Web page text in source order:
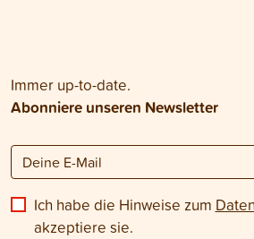
Immer up-to-date.
Abonniere unseren Newsletter
Ich habe die Hinweise zum
akzeptiere sie.